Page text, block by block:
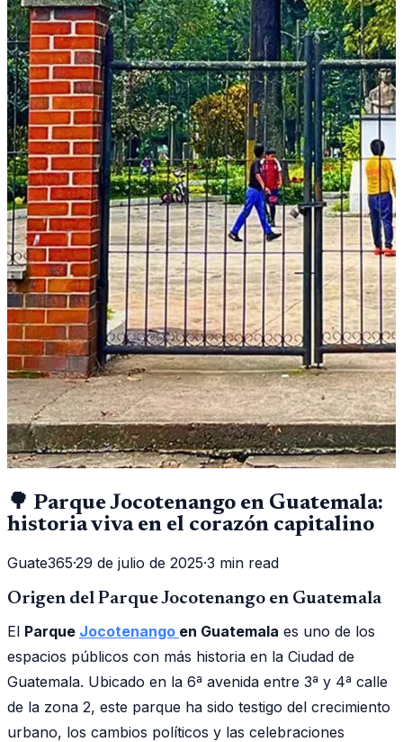
🌳 Parque Jocotenango en Guatemala:
historia viva en el corazón capitalino
Guate365·29 de julio de 2025·3 min read
Origen del Parque Jocotenango en Guatemala
El Parque Jocotenango en Guatemala es uno de los
espacios públicos con más historia en la Ciudad de
Guatemala. Ubicado en la 6ª avenida entre 3ª y 4ª calle
de la zona 2, este parque ha sido testigo del crecimiento
urbano, los cambios políticos y las celebraciones